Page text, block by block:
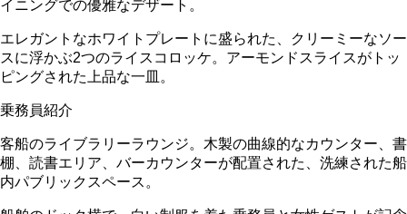
イニングでの優雅なデザート。
エレガントなホワイトプレートに盛られた、クリーミーなソー
スに浮かぶ2つのライスコロッケ。アーモンドスライスがトッ
ピングされた上品な一皿。
乗務員紹介
客船のライブラリーラウンジ。木製の曲線的なカウンター、書
棚、読書エリア、バーカウンターが配置された、洗練された船
内パブリックスペース。